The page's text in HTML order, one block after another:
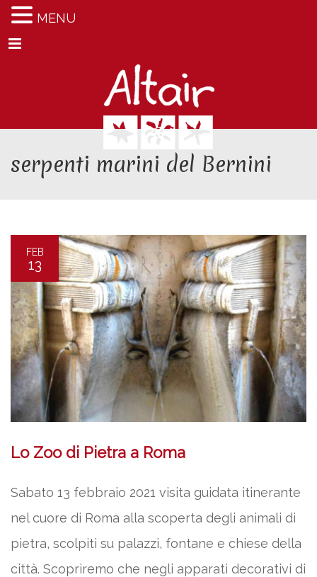
Menu
serpenti marini del Bernini
FEB
13
Lo Zoo di Pietra a Roma
Sabato 13 febbraio 2021 visita guidata itinerante
nel cuore di Roma alla scoperta degli animali di
pietra, scolpiti su palazzi, fontane e chiese della
città. Scopriremo che negli apparati decorativi di
MENU